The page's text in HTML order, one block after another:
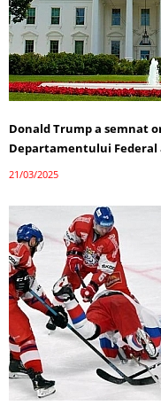
Donald Trump a semnat
Departamentului Federal
21/03/2025